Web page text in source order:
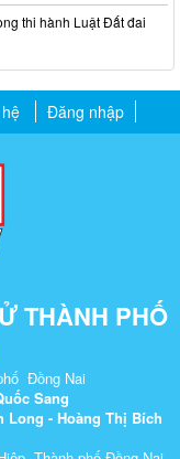
thi hành Luật Đất đai
Đăng nhập
THÀNH PHỐ
Đồng Nai
Sang
Long - Hoàng Thị Bích